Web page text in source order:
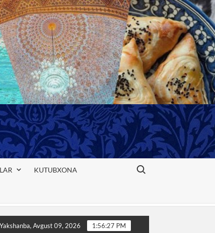
KUTUBXONA
Search for:
Baliq nimani anglatishini bilasizmi
Yakshanba, Avgust 09, 2026 1:56:28 PM